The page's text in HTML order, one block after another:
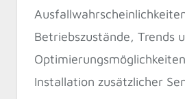
Betriebszustände, Trends
Installation zusätzlicher